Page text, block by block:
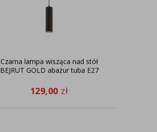
Czarna lampa wisząca nad stół
BEJRUT GOLD abażur tuba E27
129,00 zł